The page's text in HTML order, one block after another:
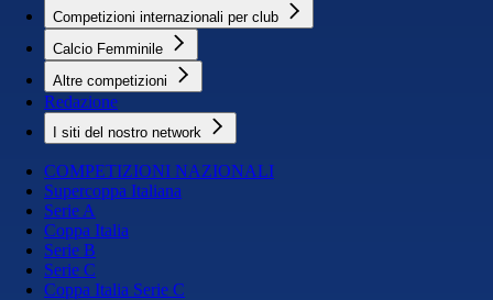
Competizioni internazionali per club
Calcio Femminile
Altre competizioni
Redazione
I siti del nostro network
COMPETIZIONI NAZIONALI
Supercoppa Italiana
Serie A
Coppa Italia
Serie B
Serie C
Coppa Italia Serie C